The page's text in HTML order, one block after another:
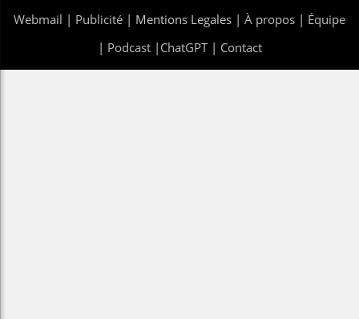
Webmail | Publicité | Mentions Legales | À propos | Équipe
| Podcast| ChatGPT| Contact